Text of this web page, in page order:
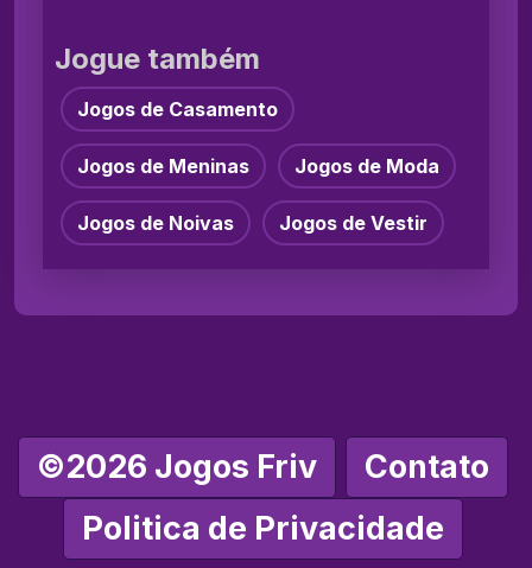
Jogue também
Jogos de Casamento
Jogos de Meninas Jogos de Moda
Jogos de Noivas Jogos de Vestir
©2026 Jogos Friv
Contato
Politica de Privacidade